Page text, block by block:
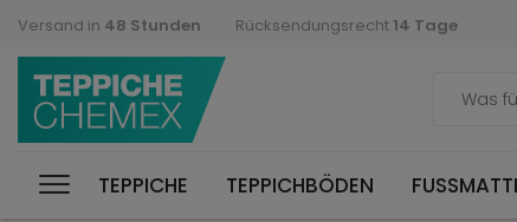
Versand in 48 Stunden Rücksendungsrecht 14 Tage
TEPPICHE TEPPICHBÖDEN